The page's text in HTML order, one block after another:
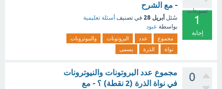
تصويتات
1
إجابة
- مع الشرح
سُئل أبريل 28 في تصنيف أسئلة تعليمية
بواسطة عبود
مجموع عدد البروتونات
والنيوترونات
نواة
الذرة يسمى
0
مجموع عدد البروتونات والنيوترونات
في نواة الذرة (2 نقطة) ؟ - مع